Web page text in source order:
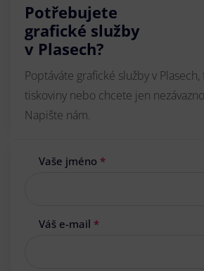
Potřebujete
grafické služby
v Plasech?
Poptáváte grafické služby v
tiskoviny nebo chcete jen
Napište nám.
Vaše jméno *
Váš e-mail *